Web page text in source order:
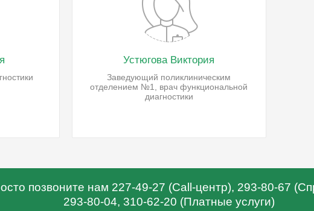
Устюгова Виктория
Заведующий поликлиническим
отделением №1, врач функциональной
диагностики
позвоните нам 227-49-27 (Call-центр), 293-80-67
293-80-04, 310-62-20 (Платные услуги)